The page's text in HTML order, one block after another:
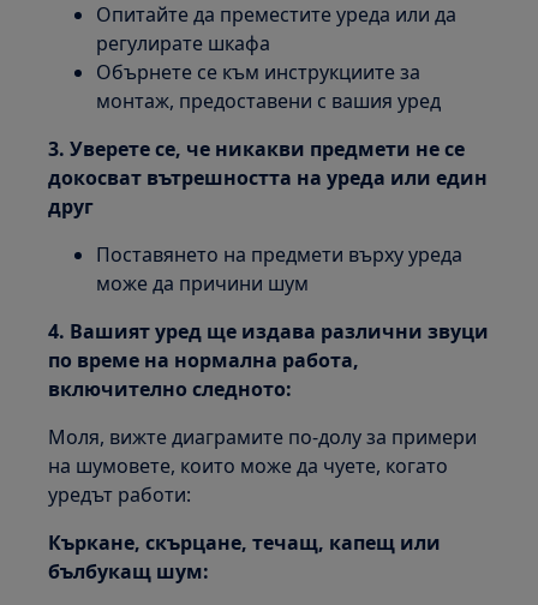
Опитайте да преместите уреда или да
регулирате шкафа
Обърнете се към инструкциите за
монтаж, предоставени с вашия уред
3. Уверете се, че никакви предмети не се
докосват вътрешността на уреда или един
друг
Поставянето на предмети върху уреда
може да причини шум
4. Вашият уред ще издава различни звуци
по време на нормална работа,
включително следното:
Моля, вижте диаграмите по-долу за примери
на шумовете, които може да чуете, когато
уредът работи:
Къркане, скърцане, течащ, капещ или
бълбукащ шум: